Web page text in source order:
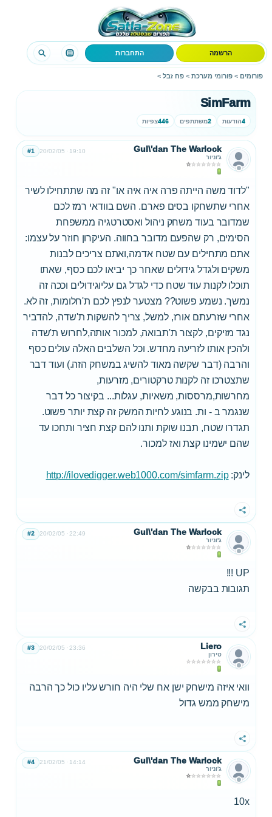
הרשמה התחברות
פורומים > פורומי מערכת > פח זבל >
SimFarm
4הודעות 2משתתפים 446צפיות
Gul\'dan The Warlock
ג'וניור
20/02/05 19:10
#1
"לדוד משה הייתה פרה איה איה או" זה מה שתתחילו לשיר
אחרי שתשחקו בסים פארם. השם בוודאי רמז לכם
שמדובר בעוד משחק ניהול ואסטרטגיה ממשפחת
הסימים, רק שהפעם מדובר בחווה. העיקרון חוזר על עצמו:
אתם מתחילים עם שטח אדמה,ואתם צריכים לבנות
משקים ולגדל גידולים שאחר כך יביאו לכם כסף, שאתו
תוכלו לקנות עוד שטח כדי לגדל גם עליוגידולים וככה זה
נמשך. נשמע פשוט?? מצטער לנפץ לכם ת'חלומות, זה לא.
אחרי שזרעתם אורז, למשל, צריך להשקות ת'שדה, להדביר
נגד מזיקים, לקצור ת'תבואה, למכור אותה,לחרוש ת'שדה
ולהכין אותו לזריעה מחדש. וכל השלבים האלה עולים כסף
והרבה (דבר שקשה מאוד להשיג במשחק הזה.) ועוד דבר
שתצטרכו זה לקנות טרקטורים, מזרעות,
מחרשות,מרססות, משאיות, עגלות... בקיצור כל דבר
שנגמר ב - ות. בנוגע לחיות המשק זה קצת יותר פשוט.
תגדרו שטח, תבנו שוקת ותנו להם קצת חציר ותחכו עד
שהם ישמינו קצת ואז למכור.
לינק:http://ilovedigger.web1000.com/simfarm.zip
שתף
Gul\'dan The Warlock
ג'וניור
20/02/05 22:49
#2
UP !!!
תגובות בבקשה
שתף
Liero
טירון
20/02/05 23:36
#3
וואי איזה מישחק ישן אח שלי היה חורש עליו כול כך הרבה
מישחק ממש גדול
שתף
Gul\'dan The Warlock
ג'וניור
21/02/05 14:14
#4
10x